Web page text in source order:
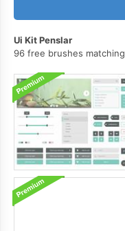
Ui Kit Penslar
96 free brushes matching